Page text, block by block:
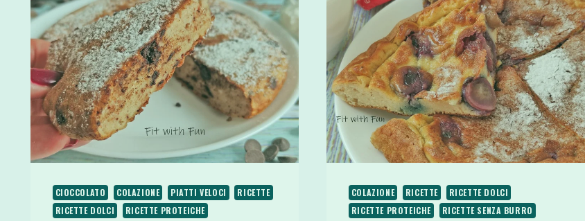
CIOCCOLATO COLAZIONE PIATTI VELOCI
RICETTE
RICETTE DOLCI
RICETTE PROTEICHE
COLAZIONE RICETTE
RICETTE DOLCI
RICETTE PROTEICHE
RICETTE SENZA BURRO